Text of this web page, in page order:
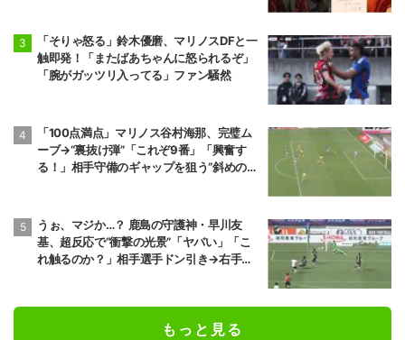
「そりゃ怒る」鈴木優磨、マリノスDFと一
触即発！「またばあちゃんに怒られるぞ」
「腕がガッツリ入ってる」ファン騒然
「100点満点」マリノス谷村海那、完璧ム
ーブ→“裏抜け弾”「これぞ9番」「興奮す
る！」相手守備のギャップを狙う”斜めの抜
うぉ、マジか…？ 鹿島の守護神・早川友
基、超反応で“衝撃の光景”「ヤバい」「こ
れ触るのか？」相手選手ドン引き→右手一
もっと見る